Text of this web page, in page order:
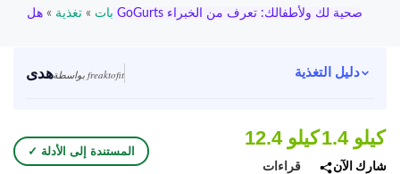
بات » تغذية » هل GoGurts صحية لك ولأطفالك: تعرف من الخبراء
هدى بواسطة freaktofit دليل التغذية
✓ المستندة إلى الأدلة
12.4 كيلو
قراءات
1.4 كيلو
شارك الآن